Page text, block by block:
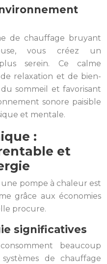
de chauffage bruyant
vous créez un
serein. Ce calme
relaxation et de bien-
sommeil et favorisant
sonore paisible
et mentale.
:
et
une pompe à chaleur est
grâce aux économies
procure.
significatives
beaucoup
de chauffage